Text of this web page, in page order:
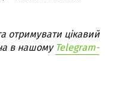
отримувати цікавий
в нашомуTelegram-